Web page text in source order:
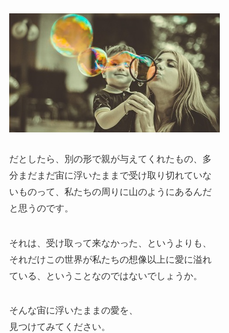
だとしたら、別の形で親が与えてくれたもの、多
分まだまだ宙に浮いたままで受け取り切れていな
いものって、私たちの周りに山のようにあるんだ
と思うのです。
それは、受け取って来なかった、というよりも、
それだけこの世界が私たちの想像以上に愛に溢れ
ている、ということなのではないでしょうか。
そんな宙に浮いたままの愛を、
見つけてみてください。